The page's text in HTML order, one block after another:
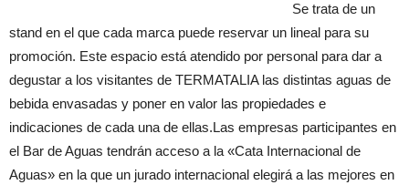
Se trata de un
stand en el que cada marca puede reservar un lineal para su
promoción. Este espacio está atendido por personal para dar a
degustar a los visitantes de TERMATALIA las distintas aguas de
bebida envasadas y poner en valor las propiedades e
indicaciones de cada una de ellas.Las empresas participantes en
el Bar de Aguas tendrán acceso a la «Cata Internacional de
Aguas» en la que un jurado internacional elegirá a las mejores en